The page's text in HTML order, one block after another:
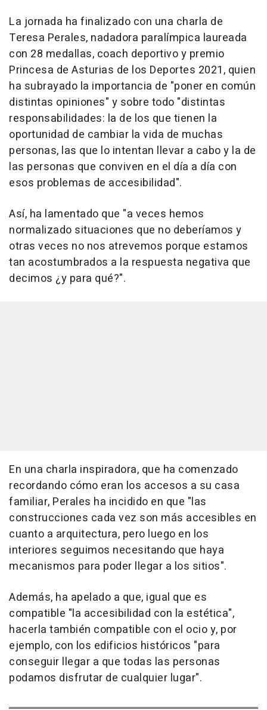
La jornada ha finalizado con una charla de
Teresa Perales, nadadora paralímpica laureada
con 28 medallas, coach deportivo y premio
Princesa de Asturias de los Deportes 2021, quien
ha subrayado la importancia de "poner en común
distintas opiniones" y sobre todo "distintas
responsabilidades: la de los que tienen la
oportunidad de cambiar la vida de muchas
personas, las que lo intentan llevar a cabo y la de
las personas que conviven en el día a día con
esos problemas de accesibilidad".
Así, ha lamentado que "a veces hemos
normalizado situaciones que no deberíamos y
otras veces no nos atrevemos porque estamos
tan acostumbrados a la respuesta negativa que
decimos ¿y para qué?".
En una charla inspiradora, que ha comenzado
recordando cómo eran los accesos a su casa
familiar, Perales ha incidido en que "las
construcciones cada vez son más accesibles en
cuanto a arquitectura, pero luego en los
interiores seguimos necesitando que haya
mecanismos para poder llegar a los sitios".
Además, ha apelado a que, igual que es
compatible "la accesibilidad con la estética",
hacerla también compatible con el ocio y, por
ejemplo, con los edificios históricos "para
conseguir llegar a que todas las personas
podamos disfrutar de cualquier lugar".